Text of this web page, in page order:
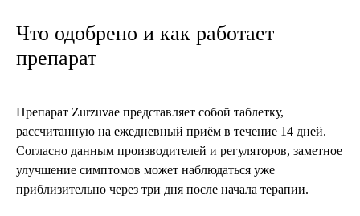
Что одобрено и как работает
препарат
Препарат Zurzuvae представляет собой таблетку,
рассчитанную на ежедневный приём в течение 14 дней.
Согласно данным производителей и регуляторов, заметное
улучшение симптомов может наблюдаться уже
приблизительно через три дня после начала терапии.